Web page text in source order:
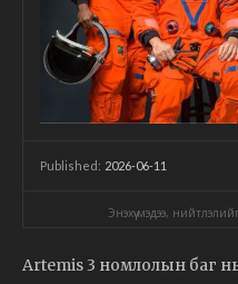
Published: 2026-06-11
Энэхүү мэдээ,
Artemis 3 номлолын баг